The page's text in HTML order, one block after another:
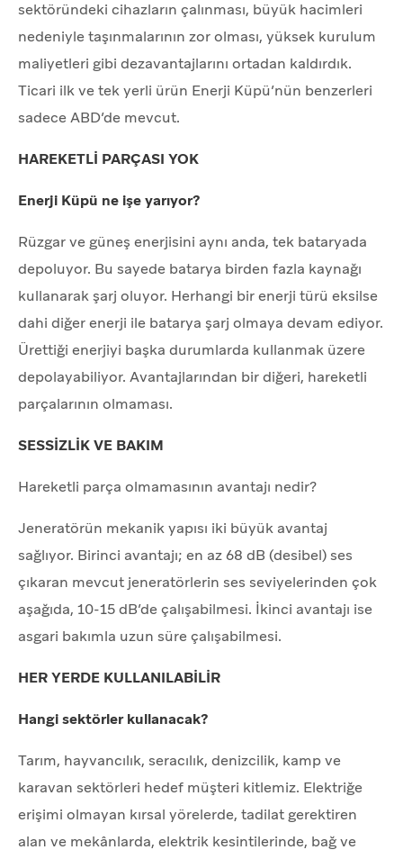
sektöründeki cihazların çalınması, büyük hacimleri
nedeniyle taşınmalarının zor olması, yüksek kurulum
maliyetleri gibi dezavantajlarını ortadan kaldırdık.
Ticari ilk ve tek yerli ürün Enerji Küpü’nün benzerleri
sadece ABD’de mevcut.
HAREKETLİ PARÇASI YOK
Enerji Küpü ne işe yarıyor?
Rüzgar ve güneş enerjisini aynı anda, tek bataryada
depoluyor. Bu sayede batarya birden fazla kaynağı
kullanarak şarj oluyor. Herhangi bir enerji türü eksilse
dahi diğer enerji ile batarya şarj olmaya devam ediyor.
Ürettiği enerjiyi başka durumlarda kullanmak üzere
depolayabiliyor. Avantajlarından bir diğeri, hareketli
parçalarının olmaması.
SESSİZLİK VE BAKIM
Hareketli parça olmamasının avantajı nedir?
Jeneratörün mekanik yapısı iki büyük avantaj
sağlıyor. Birinci avantajı; en az 68 dB (desibel) ses
çıkaran mevcut jeneratörlerin ses seviyelerinden çok
aşağıda, 10-15 dB’de çalışabilmesi. İkinci avantajı ise
asgari bakımla uzun süre çalışabilmesi.
HER YERDE KULLANILABİLİR
Hangi sektörler kullanacak?
Tarım, hayvancılık, seracılık, denizcilik, kamp ve
karavan sektörleri hedef müşteri kitlemiz. Elektriğe
erişimi olmayan kırsal yörelerde, tadilat gerektiren
alan ve mekânlarda, elektrik kesintilerinde, bağ ve